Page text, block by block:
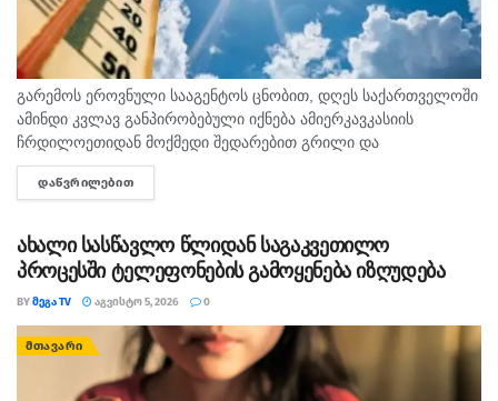
გარემოს ეროვნული სააგენტოს ცნობით, დღეს საქართველოში
ამინდი კვლავ განპირობებული იქნება ამიერკავკასიის
ჩრდილოეთიდან მოქმედი შედარებით გრილი და
სამხრეთიდან გავრცელებული ცხელი ჰაერის მასების
ურთიერთქმედებით. საქართველოში მოსალოდნელია:
ზოგან ხანმოკლე...
ᲓᲐᲬᲕᲠᲘᲚᲔᲑᲘᲗ
ახალი სასწავლო წლიდან საგაკვეთილო
პროცესში ტელეფონების გამოყენება იზღუდება
BYᲛᲔᲒᲐ TV ᲐᲒᲕᲘᲡᲢᲝ 5, 2026 0
ᲛᲗᲐᲕᲐᲠᲘ